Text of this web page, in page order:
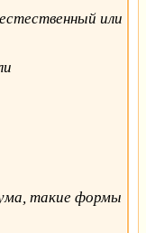
или
ума, такие формы